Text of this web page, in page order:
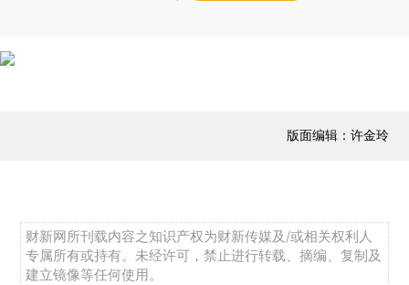
版面编辑：许金玲
财新网所刊载内容之知识产权为财新传媒及/或相关权利人
专属所有或持有。未经许可，禁止进行转载、摘编、复制及
建立镜像等任何使用。